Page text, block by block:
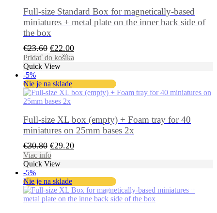
Full-size Standard Box for magnetically-based
miniatures + metal plate on the inner back side of
the box
€23.60 Pôvodná
cena
bola:
€23.60.
€22.00Aktuálna
cena
€22.00.
Pridať do košíka
Quick View
-5%
Nie je na sklade
Full-size XL box (empty) + Foam tray for 40
miniatures on 25mm bases 2x
€30.80 Pôvodná
cena
bola:
€30.80.
€29.20Aktuálna
€29.20.
Viac info
Quick View
-5%
Nie je na sklade